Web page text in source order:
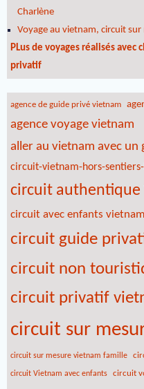
Charlène
Voyage au vietnam, circuit
PLus de voyages réalisés
privatif
agence de guide privé vietnam
agence voyage vietnam
aller au vietnam avec un
circuit-vietnam-hors-
circuit authentique
circuit avec enfants vietnam
circuit guide
circuit non
circuit privatif
circuit sur
circuit sur mesure vietnam famille
circuit Vietnam avec enfants circuit